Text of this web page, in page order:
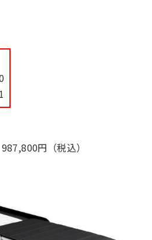
円（税込）